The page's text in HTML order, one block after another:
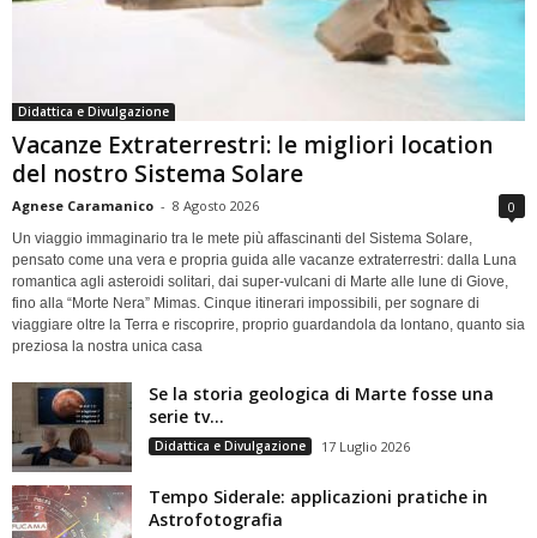
Didattica e Divulgazione
Vacanze Extraterrestri: le migliori location
del nostro Sistema Solare
Agnese Caramanico - 8 Agosto 2026 0
Un viaggio immaginario tra le mete più affascinanti del Sistema Solare,
pensato come una vera e propria guida alle vacanze extraterrestri: dalla Luna
romantica agli asteroidi solitari, dai super-vulcani di Marte alle lune di Giove,
fino alla “Morte Nera” Mimas. Cinque itinerari impossibili, per sognare di
viaggiare oltre la Terra e riscoprire, proprio guardandola da lontano, quanto sia
preziosa la nostra unica casa
Se la storia geologica di Marte fosse una
serie tv…
Didattica e Divulgazione 17 Luglio 2026
Tempo Siderale: applicazioni pratiche in
Astrofotografia